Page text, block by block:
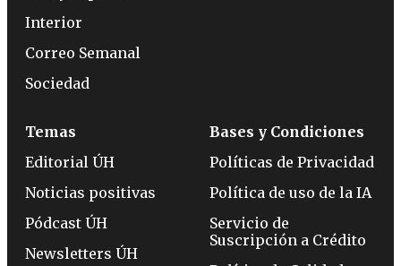
Interior
Correo Semanal
Sociedad
Temas
Editorial ÚH
Noticias positivas
Pódcast ÚH
Newsletters ÚH
Bases y Condiciones
Políticas de Privacidad
Política de uso de la IA
Servicio de
Suscripción a Crédito